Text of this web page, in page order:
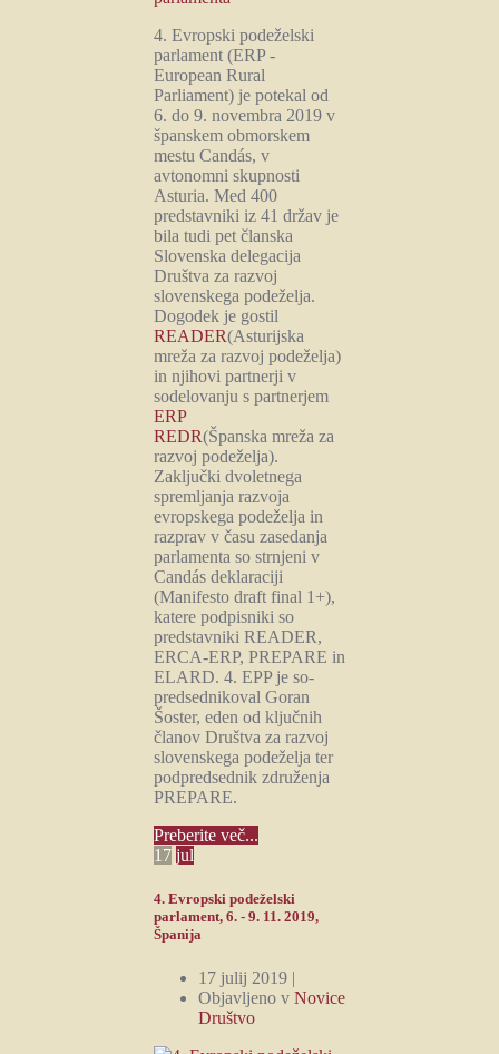
4. Evropski podeželski
parlament (ERP -
European Rural
Parliament) je potekal od
6. do 9. novembra 2019 v
španskem obmorskem
mestu Candás, v
avtonomni skupnosti
Asturia. Med 400
predstavniki iz 41 držav je
bila tudi pet članska
Slovenska delegacija
Društva za razvoj
slovenskega podeželja.
Dogodek je gostil
READER(Asturijska
mreža za razvoj podeželja)
in njihovi partnerji v
sodelovanju s partnerjem
ERP
REDR(Španska mreža za
razvoj podeželja).
Zaključki dvoletnega
spremljanja razvoja
evropskega podeželja in
razprav v času zasedanja
parlamenta so strnjeni v
Candás deklaraciji
(Manifesto draft final 1+),
katere podpisniki so
predstavniki READER,
ERCA-ERP, PREPARE in
ELARD. 4. EPP je so-
predsednikoval Goran
Šoster, eden od ključnih
članov Društva za razvoj
slovenskega podeželja ter
podpredsednik združenja
PREPARE.
Preberite več...
17 jul
4. Evropski podeželski
parlament, 6. - 9. 11. 2019,
Španija
17 julij 2019 |
Objavljeno v Novice
Društvo